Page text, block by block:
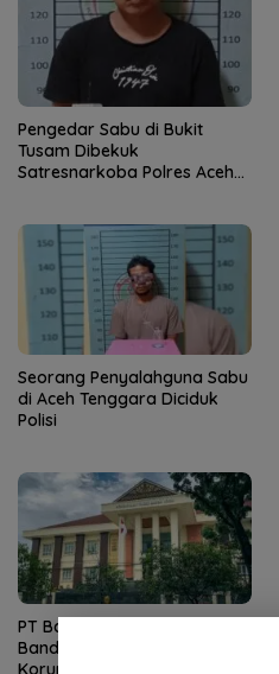
Pengedar Sabu di Bukit
Tusam Dibekuk
Satresnarkoba Polres Aceh
Seorang Penyalahguna Sabu
di Aceh Tenggara Diciduk
Polisi
PT Banda Aceh Tolak
Banding Jaksa dalam Kasus
Korupsi Westafel